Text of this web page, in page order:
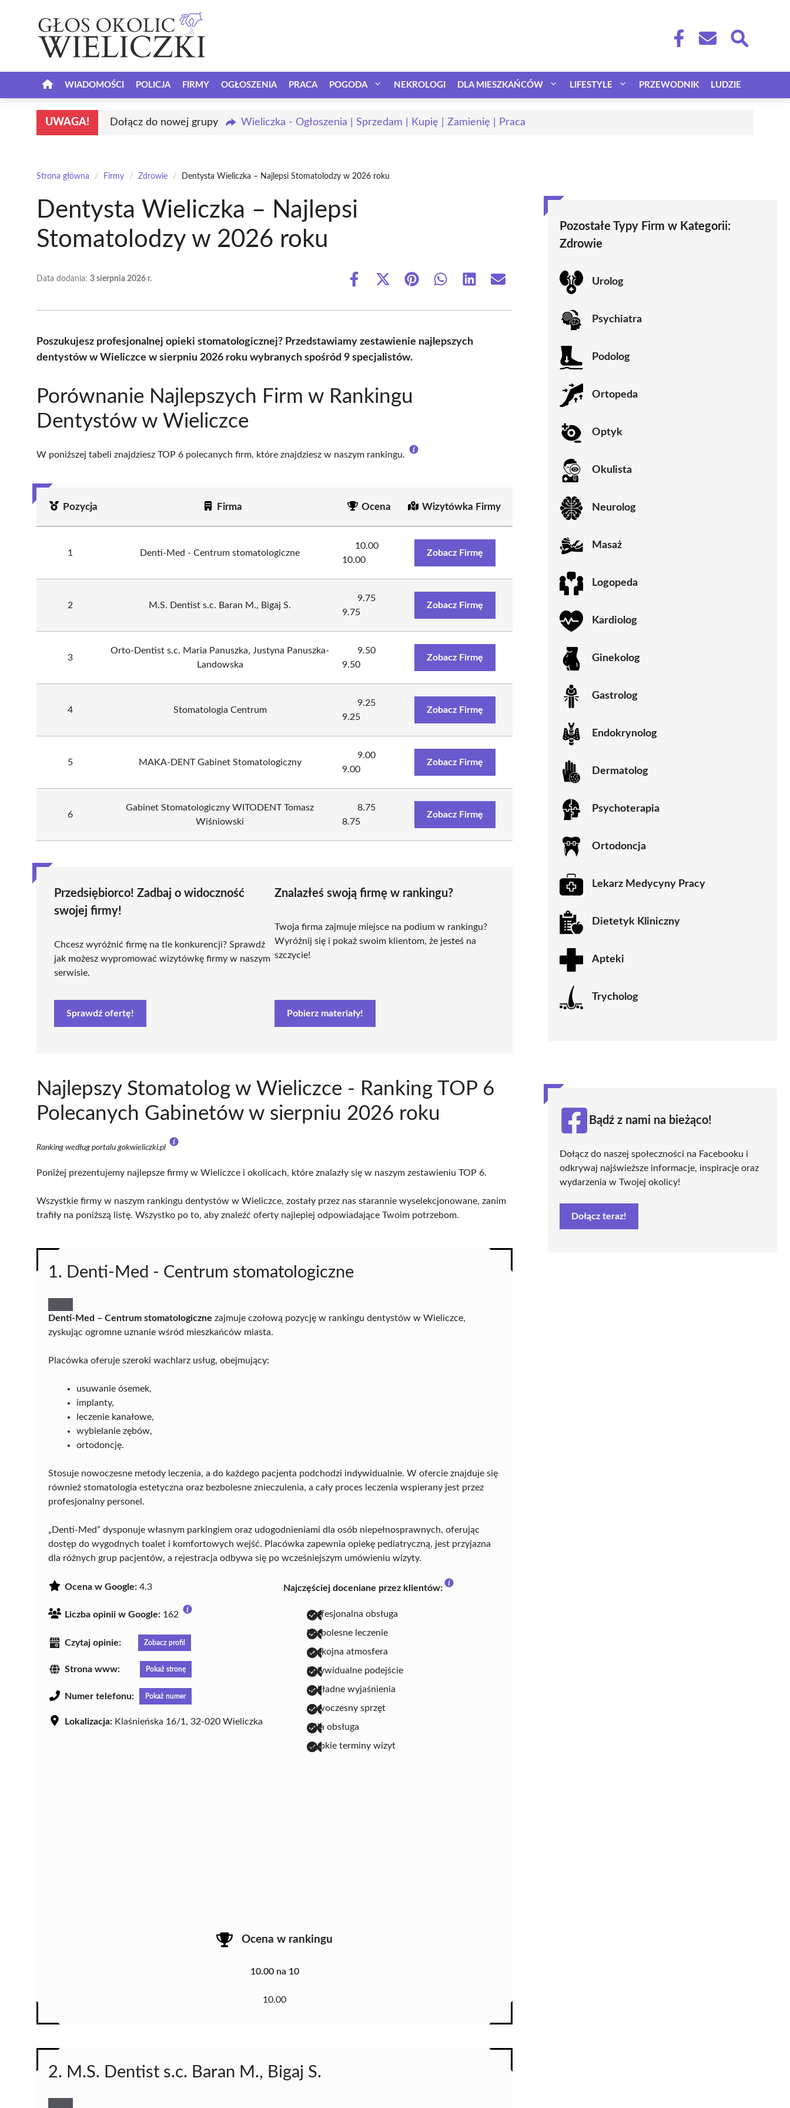
WIADOMOŚCI POLICJA FIRMY OGŁOSZENIA PRACA POGODA NEKROLOGI DLA MIESZKAŃCÓW LIFESTYLE PRZEWODNIK LUDZIE
UWAGA! Dołącz do nowej grupy Wieliczka - Ogłoszenia | Sprzedam | Kupię | Zamienię | Praca
Strona główna / Firmy / Zdrowie / Dentysta Wieliczka – Najlepsi Stomatolodzy w 2026 roku
Dentysta Wieliczka – Najlepsi
Stomatolodzy w 2026 roku
Data dodania: 3 sierpnia 2026 r.
Share
Share
(Twitter)
Share Share Share Share
Poszukujesz profesjonalnej opieki stomatologicznej? Przedstawiamy zestawienie najlepszych
dentystów w Wieliczce w sierpniu 2026 roku wybranych spośród 9 specjalistów.
Porównanie Najlepszych Firm w Rankingu
Dentystów w Wieliczce
W poniższej tabeli znajdziesz TOP 6 polecanych firm, które znajdziesz w naszym rankingu.
Pozycja Firma Ocena Wizytówka Firmy
1 Denti-Med - Centrum stomatologiczne
10.00
10.00
Zobacz Firmę
2 M.S. Dentist s.c. Baran M., Bigaj S.
9.75
9.75
Zobacz Firmę
3
Orto-Dentist s.c. Maria Panuszka, Justyna Panuszka-
Landowska
9.50
9.50
Zobacz Firmę
4 Stomatologia Centrum
9.25
9.25
Zobacz Firmę
5 MAKA-DENT Gabinet Stomatologiczny
9.00
9.00
Zobacz Firmę
6
Gabinet Stomatologiczny WITODENT Tomasz
Wiśniowski
8.75
8.75
Zobacz Firmę
Przedsiębiorco! Zadbaj o widoczność
swojej firmy!
Chcesz wyróżnić firmę na tle konkurencji? Sprawdź
jak możesz wypromować wizytówkę firmy w naszym
serwisie.
Sprawdź ofertę!
Znalazłeś swoją firmę w rankingu?
Twoja firma zajmuje miejsce na podium w rankingu?
Wyróżnij się i pokaż swoim klientom, że jesteś na
szczycie!
Pobierz materiały!
Najlepszy Stomatolog w Wieliczce - Ranking TOP 6
Polecanych Gabinetów w sierpniu 2026 roku
Ranking według portalu gokwieliczki.pl
Poniżej prezentujemy najlepsze firmy w Wieliczce i okolicach, które znalazły się w naszym zestawieniu TOP 6.
Wszystkie firmy w naszym rankingu dentystów w Wieliczce, zostały przez nas starannie wyselekcjonowane, zanim
trafiły na poniższą listę. Wszystko po to, aby znaleźć oferty najlepiej odpowiadające Twoim potrzebom.
1. Denti-Med - Centrum stomatologiczne
Denti-Med – Centrum stomatologiczne zajmuje czołową pozycję w rankingu dentystów w Wieliczce,
zyskując ogromne uznanie wśród mieszkańców miasta.
Placówka oferuje szeroki wachlarz usług, obejmujący:
usuwanie ósemek,
implanty,
leczenie kanałowe,
wybielanie zębów,
ortodoncję.
Stosuje nowoczesne metody leczenia, a do każdego pacjenta podchodzi indywidualnie. W ofercie znajduje się
również stomatologia estetyczna oraz bezbolesne znieczulenia, a cały proces leczenia wspierany jest przez
profesjonalny personel.
„Denti-Med” dysponuje własnym parkingiem oraz udogodnieniami dla osób niepełnosprawnych, oferując
dostęp do wygodnych toalet i komfortowych wejść. Placówka zapewnia opiekę pediatryczną, jest przyjazna
dla różnych grup pacjentów, a rejestracja odbywa się po wcześniejszym umówieniu wizyty.
Ocena w Google: 4.3
Liczba opinii w Google: 162
Czytaj opinie: Zobacz profil
Strona www: Pokaż stronę
Numer telefonu: Pokaż numer
Lokalizacja: Klaśnieńska 16/1, 32-020 Wieliczka
Najczęściej doceniane przez klientów:
profesjonalna obsługa
bezbolesne leczenie
spokojna atmosfera
indywidualne podejście
dokładne wyjaśnienia
nowoczesny sprzęt
miła obsługa
szybkie terminy wizyt
Ocena w rankingu
10.00 na 10
10.00
2. M.S. Dentist s.c. Baran M., Bigaj S.
Pozostałe Typy Firm w Kategorii:
Zdrowie
Urolog
Psychiatra
Podolog
Ortopeda
Optyk
Okulista
Neurolog
Masaż
Logopeda
Kardiolog
Ginekolog
Gastrolog
Endokrynolog
Dermatolog
Psychoterapia
Ortodoncja
Lekarz Medycyny Pracy
Dietetyk Kliniczny
Apteki
Trycholog
Bądź z nami na bieżąco!
Dołącz do naszej społeczności na Facebooku i
odkrywaj najświeższe informacje, inspiracje oraz
wydarzenia w Twojej okolicy!
Dołącz teraz!